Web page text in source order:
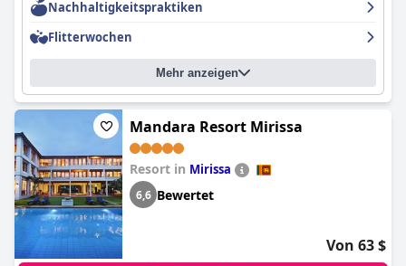
Nachhaltigkeitspraktiken
Flitterwochen
Mehr anzeigen
Mandara Resort Mirissa
Resort in Mirissa
6,6 Bewertet
Von 63 $